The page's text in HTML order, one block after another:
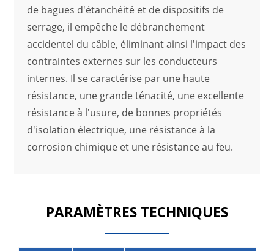
de bagues d'étanchéité et de dispositifs de
serrage, il empêche le débranchement
accidentel du câble, éliminant ainsi l'impact des
contraintes externes sur les conducteurs
internes. Il se caractérise par une haute
résistance, une grande ténacité, une excellente
résistance à l'usure, de bonnes propriétés
d'isolation électrique, une résistance à la
corrosion chimique et une résistance au feu.
PARAMÈTRES TECHNIQUES